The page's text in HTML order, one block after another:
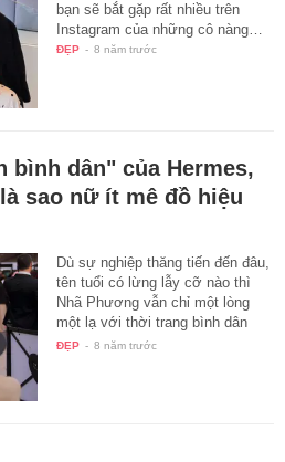
bạn sẽ bắt gặp rất nhiều trên
Instagram của những cô nàng…
ĐẸP - 8 năm trước
bình dân" của Hermes,
sao nữ ít mê đồ hiệu
Dù sự nghiệp thăng tiến đến đâu,
tên tuổi có lừng lẫy cỡ nào thì
Nhã Phương vẫn chỉ một lòng
một lạ với thời trang bình dân
mà…
ĐẸP - 8 năm trước